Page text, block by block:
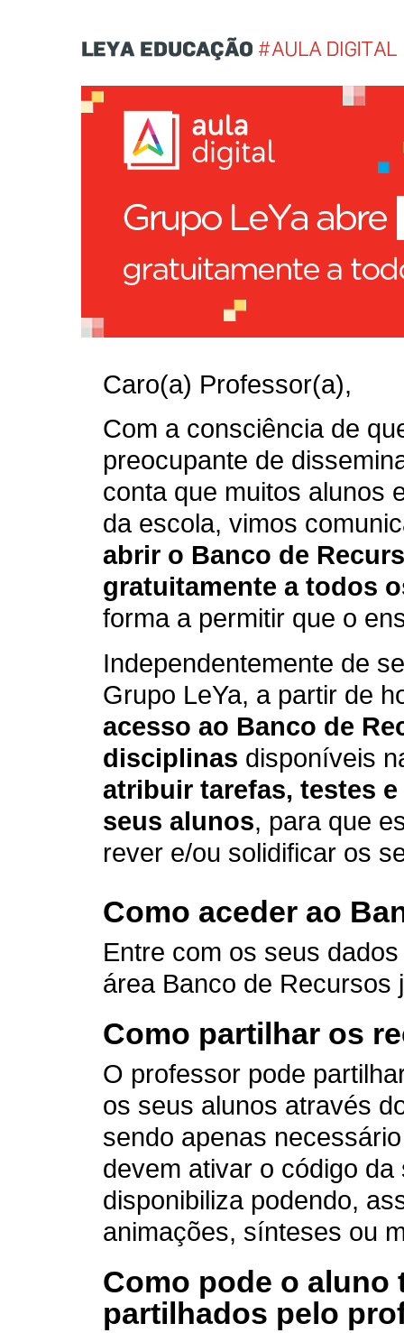
Caro(a) Professor(a),
Com a consciência de
preocupante de
conta que muitos alunos
da escola, vimos
abrir o Banco de
gratuitamente a todos
forma a permitir que o
Independentemente de
Grupo LeYa, a partir de
acesso ao Banco de
disciplinas disponíveis
atribuir tarefas, testes
seus alunos, para que
rever e/ou solidificar os
Como aceder ao
Entre com os seus
área Banco de Recursos
Como partilhar os
O professor pode
os seus alunos através
sendo apenas
devem ativar o código
disponibiliza podendo,
animações, sínteses ou
Como pode o aluno
partilhados pelo